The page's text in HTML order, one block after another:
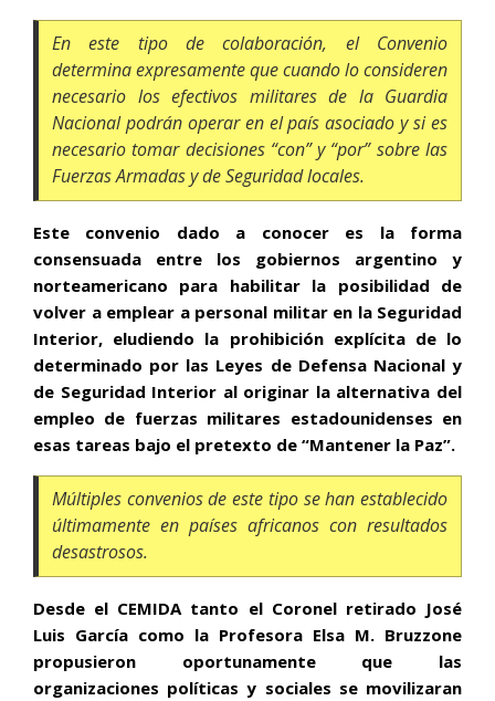
En este tipo de colaboración, el Convenio
determina expresamente que cuando lo consideren
necesario los efectivos militares de la Guardia
Nacional podrán operar en el país asociado y si es
necesario tomar decisiones “con” y “por” sobre las
Fuerzas Armadas y de Seguridad locales.
Este convenio dado a conocer es la forma
consensuada entre los gobiernos argentino y
norteamericano para habilitar la posibilidad de
volver a emplear a personal militar en la Seguridad
Interior, eludiendo la prohibición explícita de lo
determinado por las Leyes de Defensa Nacional y
de Seguridad Interior al originar la alternativa del
empleo de fuerzas militares estadounidenses en
esas tareas bajo el pretexto de “Mantener la Paz”.
Múltiples convenios de este tipo se han establecido
últimamente en países africanos con resultados
desastrosos.
Desde el CEMIDA tanto el Coronel retirado José
Luis García como la Profesora Elsa M. Bruzzone
propusieron oportunamente que las
organizaciones políticas y sociales se movilizaran